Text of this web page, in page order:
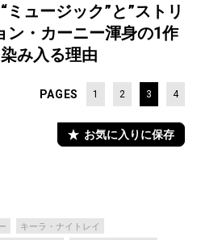
ミュージック”と”ストリ
ン・カーニー渾身の1作
み入る理由
PAGES 1 2 3 4
お気に入りに保存
キーラ・ナイトレイ